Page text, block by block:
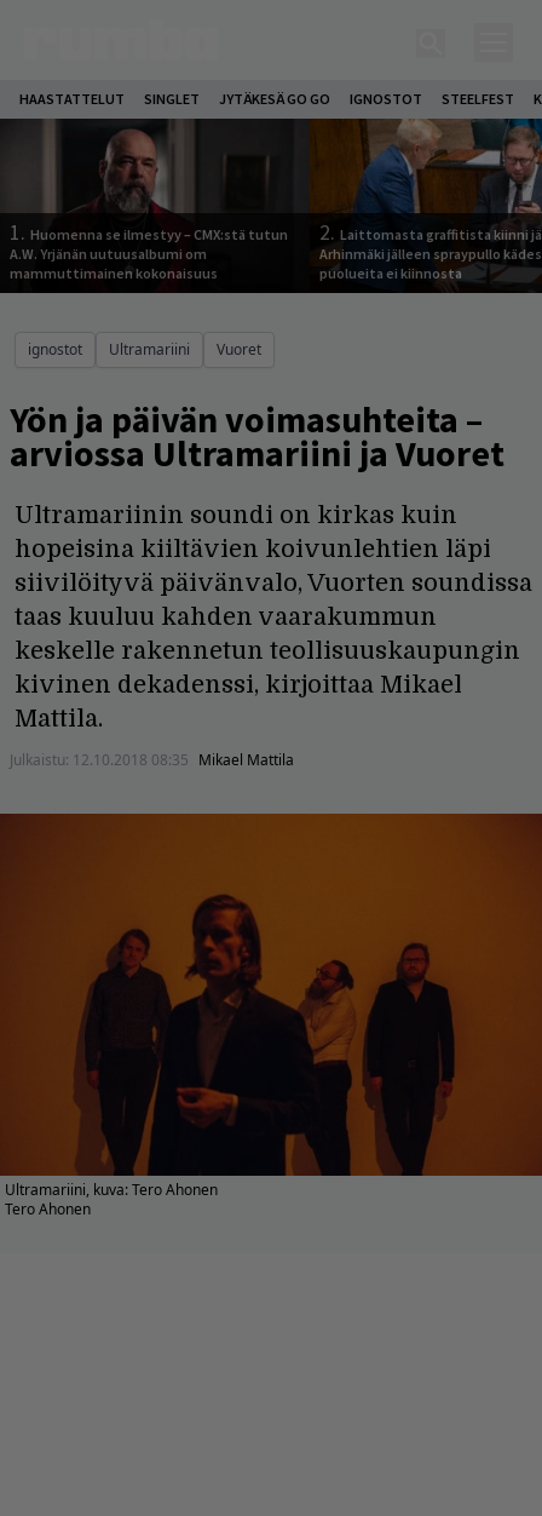
HAASTATTELUT SINGLET JYTÄKESÄ GO GO IGNOSTOT STEELFEST
1. Huomenna se ilmestyy – CMX:stä tutun
A.W. Yrjänän uutuusalbumi om
mammuttimainen kokonaisuus
2. Laittomasta graffitista kiinni
Arhinmäki jälleen spraypullo
puolueita ei kiinnosta
ignostot Ultramariini Vuoret
Yön ja päivän voimasuhteita –
arviossa Ultramariini ja Vuoret
Ultramariinin soundi on kirkas kuin
hopeisina kiiltävien koivunlehtien läpi
siivilöityvä päivänvalo, Vuorten soundissa
taas kuuluu kahden vaarakummun
keskelle rakennetun teollisuuskaupungin
kivinen dekadenssi, kirjoittaa Mikael
Mattila.
Julkaistu: 12.10.2018 08:35 Mikael Mattila
Ultramariini, kuva: Tero Ahonen
Tero Ahonen